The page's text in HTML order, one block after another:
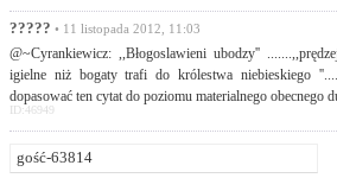
????? • 11 listopada 2012, 11:03
@~Cyrankiewicz: ,,Błogoslawieni ubodzy''
igielne niż bogaty trafi do królestwa niebieskiego
dopasować ten cytat do poziomu materialnego obecnego
ID:46949